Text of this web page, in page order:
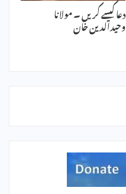
دعا کیسے کریں ۔ مولانا
وحیدالدین خان